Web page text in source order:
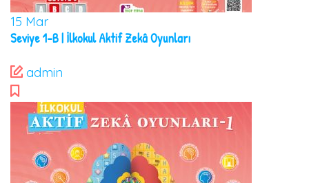
15 Mar
Seviye 1-B | İlkokul Aktif Zekâ Oyunları
admin